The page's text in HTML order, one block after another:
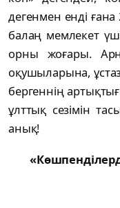
дегенмен енді
балаң мемлекет
орны жоғары.
оқушыларына,
бергеннің
ұлттық сезімін
анық!